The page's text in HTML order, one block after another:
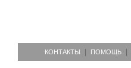
КОНТАКТЫ ПОМОЩЬ